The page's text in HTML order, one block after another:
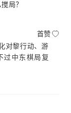
局？
首赞
对黎行动、游
过中东棋局复